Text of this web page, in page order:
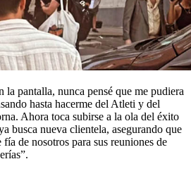
la pantalla, nunca pensé que me pudiera
hasta hacerme del Atleti y del
Ahora toca subirse a la ola del éxito
busca nueva clientela, asegurando que
de nosotros para sus reuniones de